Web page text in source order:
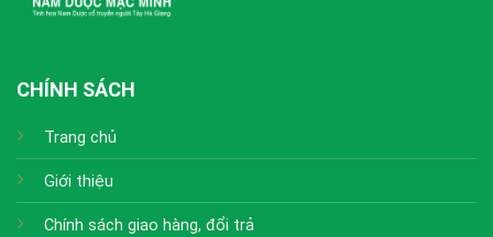
CHÍNH SÁCH
Trang chủ
Giới thiệu
Chính sách giao hàng, đổi trả